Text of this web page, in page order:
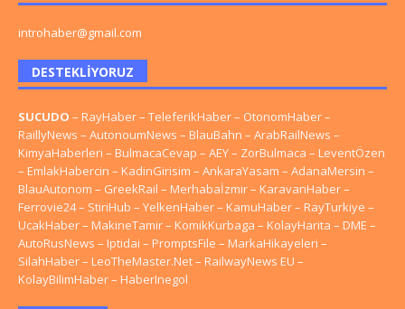
introhaber@gmail.com
DESTEKLIYORUZ
SUCUDO – RayHaber– TeleferikHaber– OtonomHaber–
RaillyNews – AutonoumNews – BlauBahn – ArabRailNews –
KimyaHaberleri – BulmacaCevap – AEY– ZorBulmaca – LeventÖzen
– EmlakHabercin – KadinGirisim – AnkaraYasam – AdanaMersin –
BlauAutonom – GreekRail – Merhabaİzmir– KaravanHaber–
Ferrovie24– StiriHub – YelkenHaber– KamuHaber– RayTurkiye –
UcakHaber– MakineTamir– KomikKurbaga – KolayHarita – DME –
AutoRusNews – Iptidai – PromptsFile – MarkaHikayeleri –
SilahHaber– LeoTheMaster.Net– RailwayNews EU –
KolayBilimHaber– HaberInegol